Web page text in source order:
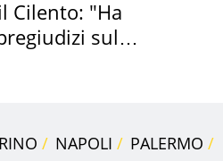
Cilento: "Ha
sul
NAPOLI
PALERMO